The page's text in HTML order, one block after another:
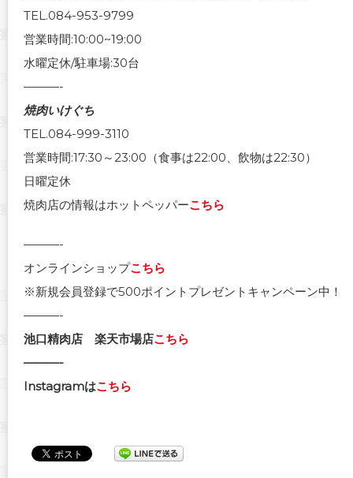
TEL.084-953-9799
営業時間:10:00~19:00
水曜定休/駐車場:30台
———-
焼肉いけぐち
TEL.084-999-3110
営業時間:17:30～23:00（食事は22:00、飲物は22:30）
日曜定休
焼肉店の情報はホットペッパーこちら
———-
オンラインショップこちら
※新規会員登録で500ポイントプレゼントキャンペーン中！
———-
池口精肉店 楽天市場店こちら
———-
Instagramはこちら